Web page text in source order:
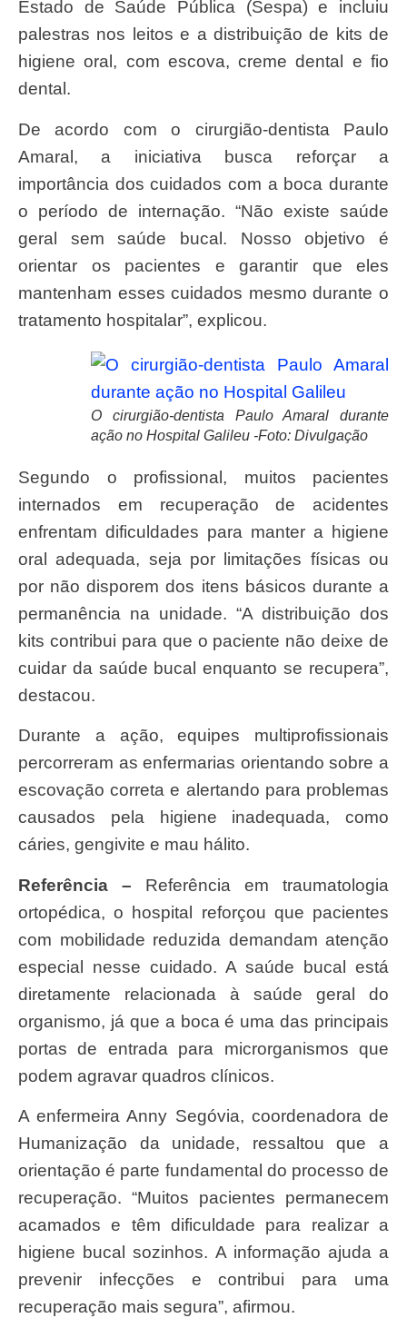
Estado de Saúde Pública (Sespa) e incluiu
palestras nos leitos e a distribuição de kits de
higiene oral, com escova, creme dental e fio
dental.
De acordo com o cirurgião-dentista Paulo
Amaral, a iniciativa busca reforçar a
importância dos cuidados com a boca durante
o período de internação. “Não existe saúde
geral sem saúde bucal. Nosso objetivo é
orientar os pacientes e garantir que eles
mantenham esses cuidados mesmo durante o
tratamento hospitalar”, explicou.
O cirurgião-dentista Paulo Amaral durante
ação no Hospital Galileu -Foto: Divulgação
Segundo o profissional, muitos pacientes
internados em recuperação de acidentes
enfrentam dificuldades para manter a higiene
oral adequada, seja por limitações físicas ou
por não disporem dos itens básicos durante a
permanência na unidade. “A distribuição dos
kits contribui para que o paciente não deixe de
cuidar da saúde bucal enquanto se recupera”,
destacou.
Durante a ação, equipes multiprofissionais
percorreram as enfermarias orientando sobre a
escovação correta e alertando para problemas
causados pela higiene inadequada, como
cáries, gengivite e mau hálito.
Referência – Referência em traumatologia
ortopédica, o hospital reforçou que pacientes
com mobilidade reduzida demandam atenção
especial nesse cuidado. A saúde bucal está
diretamente relacionada à saúde geral do
organismo, já que a boca é uma das principais
portas de entrada para microrganismos que
podem agravar quadros clínicos.
A enfermeira Anny Segóvia, coordenadora de
Humanização da unidade, ressaltou que a
orientação é parte fundamental do processo de
recuperação. “Muitos pacientes permanecem
acamados e têm dificuldade para realizar a
higiene bucal sozinhos. A informação ajuda a
prevenir infecções e contribui para uma
recuperação mais segura”, afirmou.